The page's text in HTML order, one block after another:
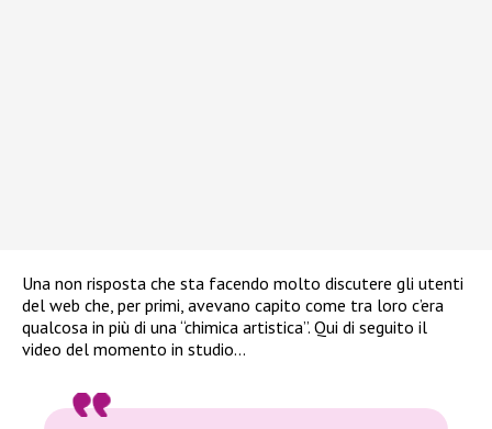
Una non risposta che sta facendo molto discutere gli utenti
del web che, per primi, avevano capito come tra loro c’era
qualcosa in più di una “chimica artistica”. Qui di seguito il
video del momento in studio…